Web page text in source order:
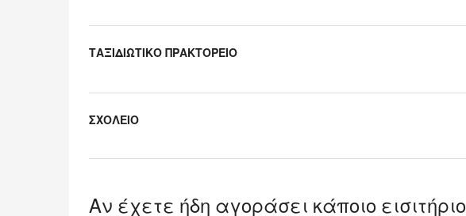
ΤΑΞΙΔΙΩΤΙΚΟ ΠΡΑΚΤΟΡΕΙΟ
ΣΧΟΛΕΙΟ
Αν έχετε ήδη αγοράσει κάποιο εισιτήριο